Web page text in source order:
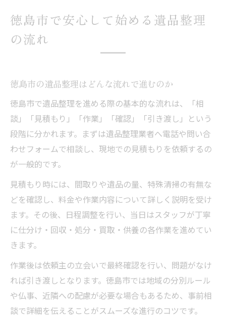
徳島市で安心して始める遺品整理
の流れ
徳島市の遺品整理はどんな流れで進むのか
徳島市で遺品整理を進める際の基本的な流れは、「相
談」「見積もり」「作業」「確認」「引き渡し」という
段階に分かれます。まずは遺品整理業者へ電話や問い合
わせフォームで相談し、現地での見積もりを依頼するの
が一般的です。
見積もり時には、間取りや遺品の量、特殊清掃の有無な
どを確認し、料金や作業内容について詳しく説明を受け
ます。その後、日程調整を行い、当日はスタッフが丁寧
に仕分け・回収・処分・買取・供養の各作業を進めてい
きます。
作業後は依頼主の立会いで最終確認を行い、問題がなけ
れば引き渡しとなります。徳島市では地域の分別ルール
や仏事、近隣への配慮が必要な場合もあるため、事前相
談で詳細を伝えることがスムーズな進行のコツです。